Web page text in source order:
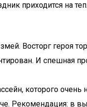
приходится на
Восторг героя
И спешная
которого очень
Рекомендация: в